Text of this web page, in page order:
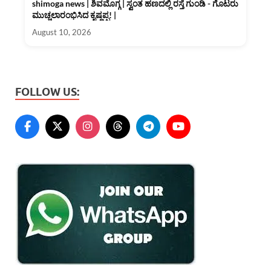
shimoga news | ಶಿವಮೊಗ್ಗ | ಸ್ವಂತ ಹಣದಲ್ಲಿ ರಸ್ತೆ ಗುಂಡಿ - ಗೊಟರು
ಮುಚ್ಚಲಾರಂಭಿಸಿದ ಕೃಷ್ಣಪ್ಪ! |
August 10, 2026
FOLLOW US: